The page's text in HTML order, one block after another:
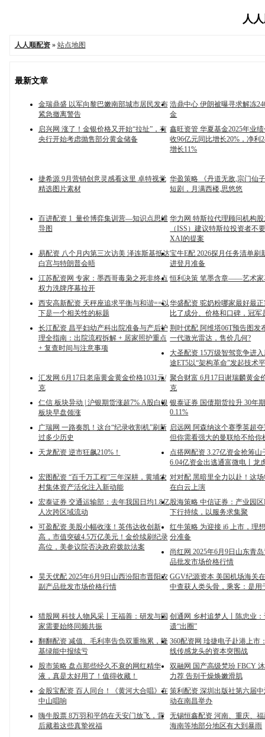
人
人人顺配资» 站点地图
最新文章
金瑞鼎盛 以军向黎巴嫩南部城市居民发布
紧急撤离警告
浩鼎中心 伊朗被曝寻求解冻
金
启兴网 涨了！金银价格又开始“拉扯”，有
央行开始考虑抛售部分黄金储备
鑫旺资管 华夏基金2025年业
收96亿元同比增长20%，净利
增长11%
捷希源 9月营销创意灵感看这里 卓特视觉
精选图片素材
华盈策略 《丹道无敌,宗门仙
短剧，月满西楼,思悠悠
百进配资 1_量价博弈集训营—知识点思维
导图
华力网 特斯拉代理顾问机构
（ISS）建议特斯拉投资者不
XAI的提案
易配资 八个月内第三次访美 泽连斯基抵达
白宫与特朗普会晤
宝牛E配 2026探月任务清单刷
进登月准备
江苏配资网 专家：墨西哥毒枭之死非终点
权力洗牌序幕拉开
恒利决策 笔墨含章——艺术家
西安高新配资 天秤座追求平衡与和谐==以
下是一个相关性的标题
华盛配资 驼奶粉哪家最好最
比了成分、价格和口碑，冠军
长江配资 昌平妇幼产科出院准备与产后护
理全指南：出院流程拆解 + 居家照护重点
+ 复查时间与注意事项
荆叶优配 阿维塔06T预告图发
一代激光雷达，售价几何?
大圣配资 15万级智驾竞争进
途ET5以“架构革命”发起技术
汇发网 6月17日老庙黄金黄金价格1031元/
克
聚合财富 6月17日谢瑞麟黄金
克
仁信 板块异动 | 沪银期货涨超7% A股白银
板块早盘领涨
银泰证券 国债期货拉升 30年
0.11%
广瑞网 一路奏凯！这台“纪录收割机”刷新
过多少历史
启远网 阿森纳这个赛季英超
但你需看强大的曼联给不给你
天龙配资 逆市狂飙210%！
点搭网配资 3.27亿资金抢筹山
6.04亿资金出逃通富微电丨龙
宏图配资 “百千万工程”三年深耕，黄埔农
村集体资产活化注入新动能
对对配 黑暗里全力以赴！这
在白云上演
宏泰证券 交通运输部：去年我国日均1.8亿
人次跨区域流动
股海策略 中信证券：产业园区
下行持续，以服务求集聚
可盈配资 美股小幅收涨！英伟达收创新
高，市值突破4.5万亿美元！金价续刷纪录
高位，美参议院否决政府拨款法案
红牛策略 为迎接 i6 上市，理
分准备
尚红网 2025年6月9日山东青
品批发市场价格行情
昊天优配 2025年6月9日山西汾阳市晋阳农
副产品批发市场价格行情
GGV纪源资本 美国机场海关
中查获人类头骨，乘客：是用
猎股网 科技人物风采丨王福善：研发与国
家需要始终同频共振
创通网 乡村追梦人丨陈忠业
遗“出圈”
翻翻配资 减值、毛利率告负双重拖累，隆
基绿能中报续亏
360配资网 琻捷电子赴港上市
线传感龙头的资本突围战
股市策略 盘点那些经久不衰的网红精华
液，真是太好用了！值得收藏！
双融网 国产高级梵玢 FBCY
力荐 告别干燥焕嫩滑肌
金股宝配资 百人同台！《黄河大合唱》在
中山唱响
策利配资 深圳出版社第六届
动在南昌举办
嗨牛股票 8万羽和平鸽在天安门放飞，背
后藏着这些真挚祝福
无锡恒鑫配资 河南、重庆、
海南等地部分地区有大到暴雨